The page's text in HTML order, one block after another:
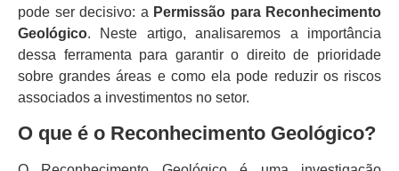
pode ser decisivo: a Permissão para Reconhecimento
Geológico. Neste artigo, analisaremos a importância
dessa ferramenta para garantir o direito de prioridade
sobre grandes áreas e como ela pode reduzir os riscos
associados a investimentos no setor.
O que é o Reconhecimento Geológico?